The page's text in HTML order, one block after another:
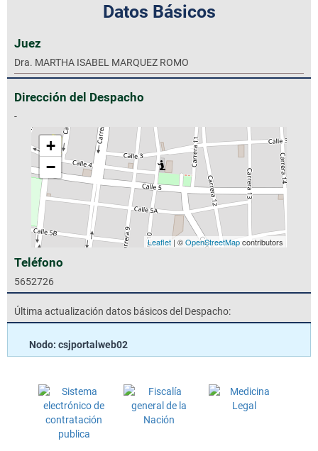
Datos Básicos
Juez
Dra. MARTHA ISABEL MARQUEZ ROMO
Dirección del Despacho
-
+
−
Leaflet| ©OpenStreetMapcontributors
Teléfono
5652726
Última actualización datos básicos del Despacho:
Nodo: csjportalweb02